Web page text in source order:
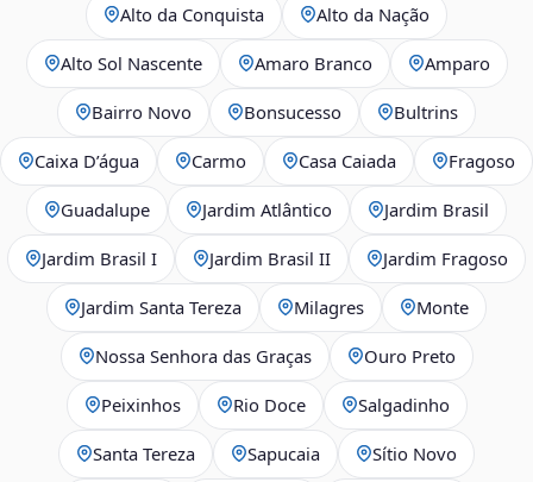
Alto da Conquista Alto da Nação
Alto Sol Nascente Amaro Branco Amparo
Bairro Novo Bonsucesso Bultrins
Caixa D’água Carmo Casa Caiada Fragoso
Guadalupe Jardim Atlântico Jardim Brasil
Jardim Brasil I Jardim Brasil II Jardim Fragoso
Jardim Santa Tereza Milagres Monte
Nossa Senhora das Graças Ouro Preto
Peixinhos Rio Doce Salgadinho
Santa Tereza Sapucaia Sítio Novo